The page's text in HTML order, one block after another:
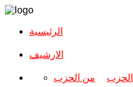
الرئيسية
الارشیف
الحزب من الحزب